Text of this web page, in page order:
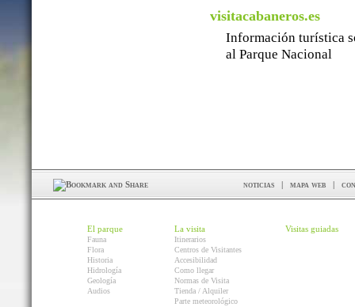
visitacabaneros.es
Información turística
al Parque Nacional
noticias | mapa web |
El parque
Fauna
Flora
Historia
Hidrología
Geología
Audios
La visita
Itinerarios
Centros de Visitantes
Accesibilidad
Como llegar
Normas de Visita
Tienda / Alquiler
Parte meteorológico
Visitas guiadas